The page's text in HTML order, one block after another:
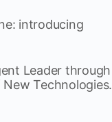
introducing
Leader through
Technologies.